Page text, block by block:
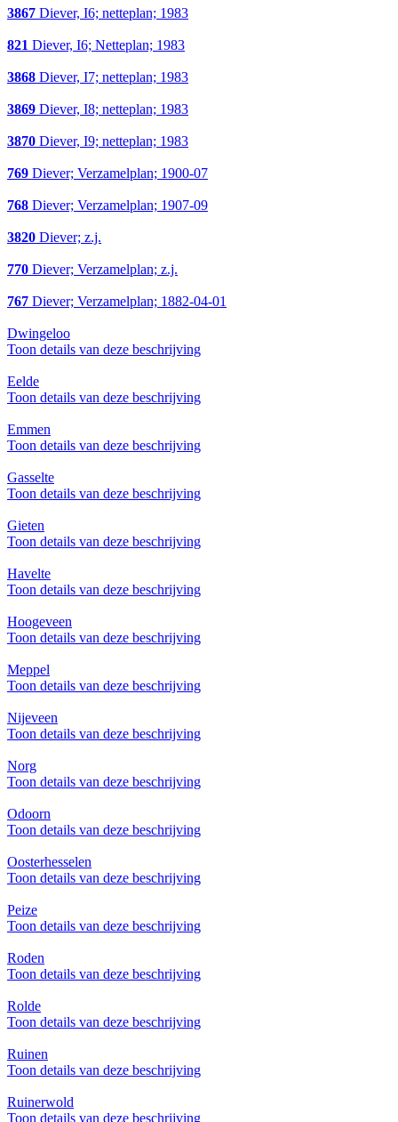
3867 Diever, I6; netteplan; 1983
821 Diever, I6; Netteplan; 1983
3868 Diever, I7; netteplan; 1983
3869 Diever, I8; netteplan; 1983
3870 Diever, I9; netteplan; 1983
769 Diever; Verzamelplan; 1900-07
768 Diever; Verzamelplan; 1907-09
3820 Diever; z.j.
770 Diever; Verzamelplan; z.j.
767 Diever; Verzamelplan; 1882-04-01
Dwingeloo
Toon details van deze beschrijving
Eelde
Toon details van deze beschrijving
Emmen
Toon details van deze beschrijving
Gasselte
Toon details van deze beschrijving
Gieten
Toon details van deze beschrijving
Havelte
Toon details van deze beschrijving
Hoogeveen
Toon details van deze beschrijving
Meppel
Toon details van deze beschrijving
Nijeveen
Toon details van deze beschrijving
Norg
Toon details van deze beschrijving
Odoorn
Toon details van deze beschrijving
Oosterhesselen
Toon details van deze beschrijving
Peize
Toon details van deze beschrijving
Roden
Toon details van deze beschrijving
Rolde
Toon details van deze beschrijving
Ruinen
Toon details van deze beschrijving
Ruinerwold
Toon details van deze beschrijving